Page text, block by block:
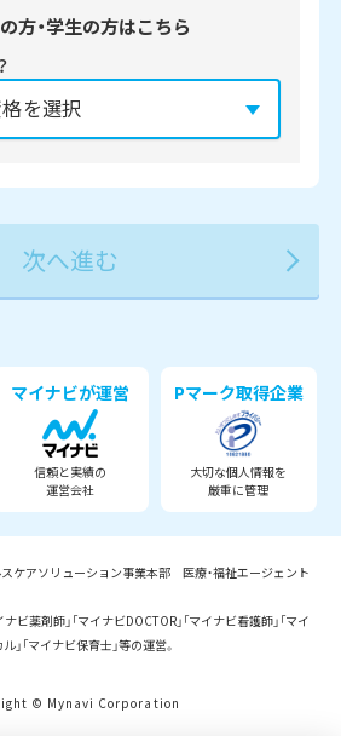
方・学生の方はこちら
年 2029年 3月
マイナビが運営
信頼と実績の
運営会社
Pマーク取得企業
大切な個人情報を
厳重に管理
ケアソリューション事業本部 医療・福祉エージェント
ビ薬剤師」「マイナビDOCTOR」「マイナビ看護師」「マイ
」「マイナビ保育士」等の運営。
© Mynavi Corporation